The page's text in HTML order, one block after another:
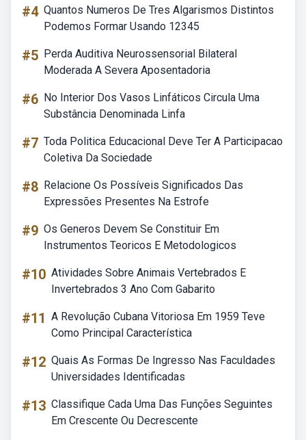
#4 Quantos Numeros De Tres Algarismos Distintos
Podemos Formar Usando 12345
#5 Perda Auditiva Neurossensorial Bilateral
Moderada A Severa Aposentadoria
#6 No Interior Dos Vasos Linfáticos Circula Uma
Substância Denominada Linfa
#7 Toda Politica Educacional Deve Ter A Participacao
Coletiva Da Sociedade
#8 Relacione Os Possíveis Significados Das
Expressões Presentes Na Estrofe
#9 Os Generos Devem Se Constituir Em
Instrumentos Teoricos E Metodologicos
#10 Atividades Sobre Animais Vertebrados E
Invertebrados 3 Ano Com Gabarito
#11 A Revolução Cubana Vitoriosa Em 1959 Teve
Como Principal Característica
#12 Quais As Formas De Ingresso Nas Faculdades
Universidades Identificadas
#13 Classifique Cada Uma Das Funções Seguintes
Em Crescente Ou Decrescente